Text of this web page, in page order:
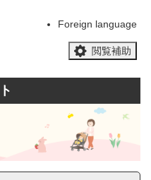
Foreign language
閲覧補助